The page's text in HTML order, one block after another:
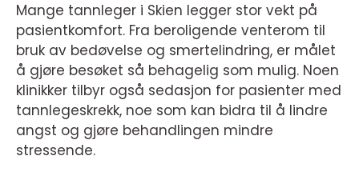
Mange tannleger i Skien legger stor vekt på
pasientkomfort. Fra beroligende venterom til
bruk av bedøvelse og smertelindring, er målet
å gjøre besøket så behagelig som mulig. Noen
klinikker tilbyr også sedasjon for pasienter med
tannlegeskrekk, noe som kan bidra til å lindre
angst og gjøre behandlingen mindre
stressende.